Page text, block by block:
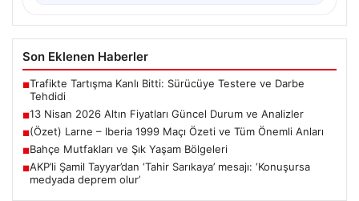
Son Eklenen Haberler
■Trafikte Tartışma Kanlı Bitti: Sürücüye Testere ve Darbe
Tehdidi
■13 Nisan 2026 Altın Fiyatları Güncel Durum ve Analizler
■(Özet) Larne – Iberia 1999 Maçı Özeti ve Tüm Önemli Anları
■Bahçe Mutfakları ve Şık Yaşam Bölgeleri
■AKP’li Şamil Tayyar’dan ‘Tahir Sarıkaya’ mesajı: ‘Konuşursa
medyada deprem olur’